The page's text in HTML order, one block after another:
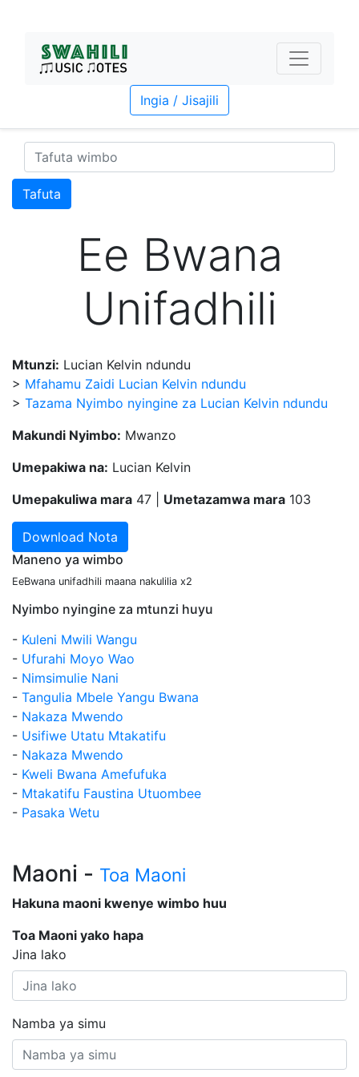
Ingia / Jisajili
Tafuta
Ee Bwana
Unifadhili
Mtunzi: Lucian Kelvin ndundu
> Mfahamu Zaidi Lucian Kelvin ndundu
> Tazama Nyimbo nyingine za Lucian Kelvin ndundu
Makundi Nyimbo: Mwanzo
Umepakiwa na: Lucian Kelvin
Umepakuliwa mara 47 | Umetazamwa mara 103
Download Nota
Maneno ya wimbo
EeBwana unifadhili maana nakulilia x2
Nyimbo nyingine za mtunzi huyu
- Kuleni Mwili Wangu
- Ufurahi Moyo Wao
- Nimsimulie Nani
- Tangulia Mbele Yangu Bwana
- Nakaza Mwendo
- Usifiwe Utatu Mtakatifu
- Nakaza Mwendo
- Kweli Bwana Amefufuka
- Mtakatifu Faustina Utuombee
- Pasaka Wetu
Maoni - Toa Maoni
Hakuna maoni kwenye wimbo huu
Toa Maoni yako hapa
Jina lako
Namba ya simu